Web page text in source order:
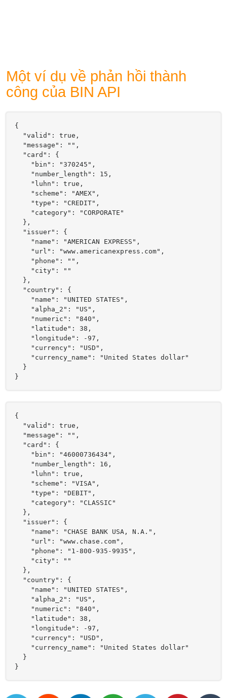
Một ví dụ về phản hồi thành
công của BIN API
{
  "valid": true,
  "message": "",
  "card": {
    "bin": "370245",
    "number_length": 15,
    "luhn": true,
    "scheme": "AMEX",
    "type": "CREDIT",
    "category": "CORPORATE"
  },
  "issuer": {
    "name": "AMERICAN EXPRESS",
    "url": "www.americanexpress.com",
    "phone": "",
    "city": ""
  },
  "country": {
    "name": "UNITED STATES",
    "alpha_2": "US",
    "numeric": "840",
    "latitude": 38,
    "longitude": -97,
    "currency": "USD",
    "currency_name": "United States dollar"
  }
}
{
  "valid": true,
  "message": "",
  "card": {
    "bin": "46000736434",
    "number_length": 16,
    "luhn": true,
    "scheme": "VISA",
    "type": "DEBIT",
    "category": "CLASSIC"
  },
  "issuer": {
    "name": "CHASE BANK USA, N.A.",
    "url": "www.chase.com",
    "phone": "1-800-935-9935",
    "city": ""
  },
  "country": {
    "name": "UNITED STATES",
    "alpha_2": "US",
    "numeric": "840",
    "latitude": 38,
    "longitude": -97,
    "currency": "USD",
    "currency_name": "United States dollar"
  }
}